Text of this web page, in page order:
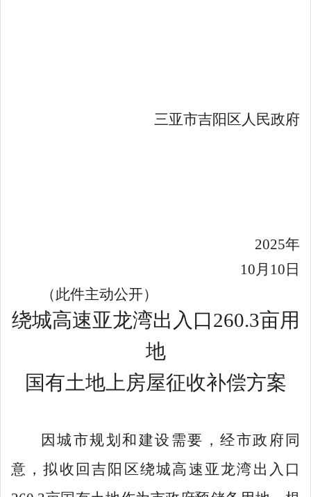
三亚市吉阳区人民政府
2025年
10 月 10 日
（此件主动公开）
绕城高速亚龙湾出入口260.3亩用
地
国有土地上房屋征收补偿方案
因城市规划和建设需要，经市政府同
意，拟收回吉阳区绕城高速亚龙湾出入口